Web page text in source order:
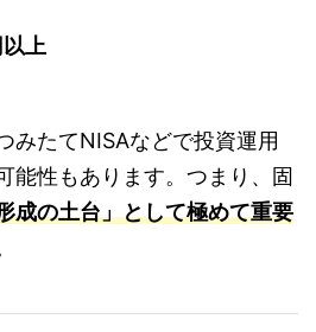
上
みたてNISAなどで投資運用
能性もあります。つまり、固
成の土台」として極めて重要